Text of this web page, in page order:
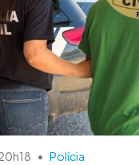
• Polícia